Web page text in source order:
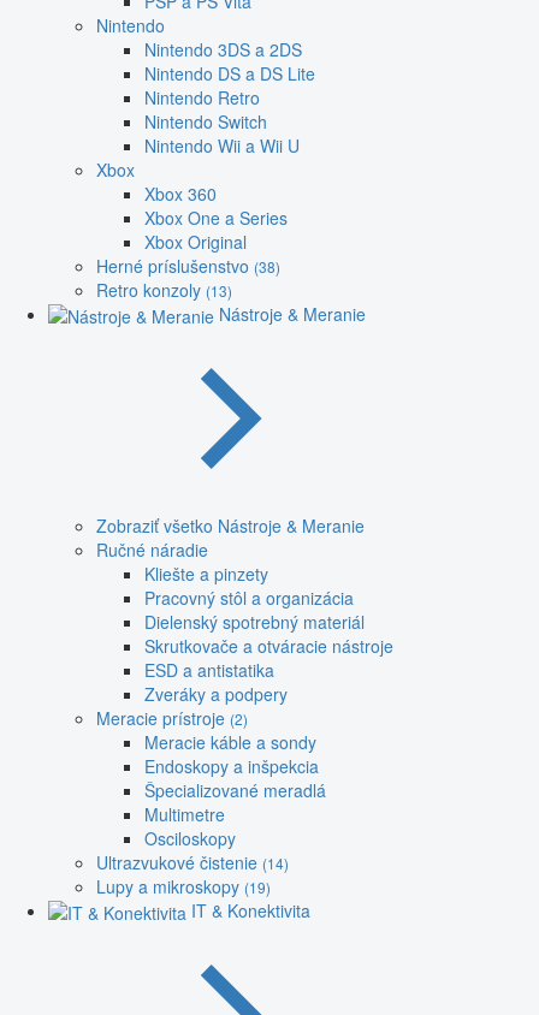
Nintendo
Nintendo 3DS a 2DS
Nintendo DS a DS Lite
Nintendo Retro
Nintendo Switch
Nintendo Wii a Wii U
Xbox
Xbox 360
Xbox One a Series
Xbox Original
Herné príslušenstvo (38)
Retro konzoly (13)
Nástroje & Meranie
Zobraziť všetko Nástroje & Meranie
Ručné náradie
Kliešte a pinzety
Pracovný stôl a organizácia
Dielenský spotrebný materiál
Skrutkovače a otváracie nástroje
ESD a antistatika
Zveráky a podpery
Meracie prístroje (2)
Meracie káble a sondy
Endoskopy a inšpekcia
Špecializované meradlá
Multimetre
Osciloskopy
Ultrazvukové čistenie (14)
Lupy a mikroskopy (19)
IT & Konektivita